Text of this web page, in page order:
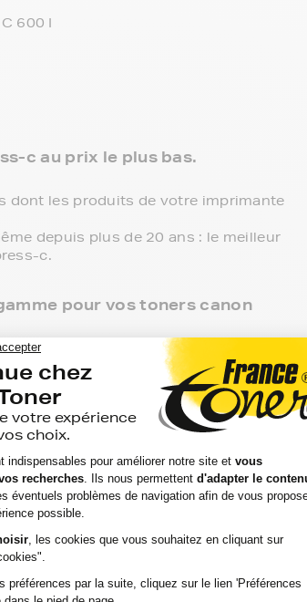
600 I
c au prix le plus bas.
dont les produits de votre imprimante
depuis plus de 20 ans : le meilleur
c.
pour vos toners canon
et tous les produits sont garantis 2
c, c'est le meilleur compromis entre
noir et couleur, en pack ou à
c, ces produits sans marque
toners canon imagepress-c en
vous.
votre produit avec votre
écoute.